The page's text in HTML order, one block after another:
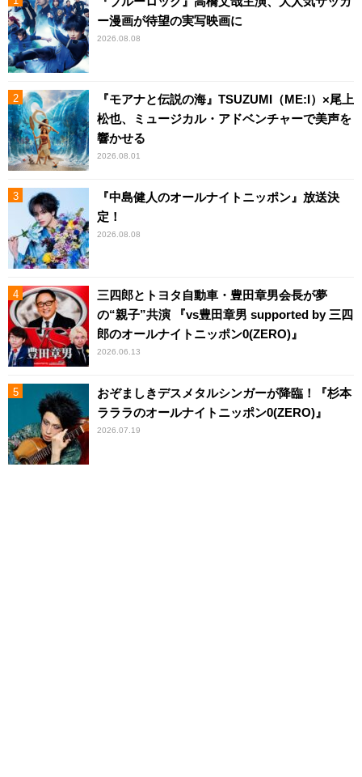
ー漫画が待望の実写映画に
2026.08.08
『モアナと伝説の海』TSUZUMI（ME:I）×尾上
松也、ミュージカル・アドベンチャーで美声を
響かせる
2026.08.01
『中島健人のオールナイトニッポン』放送決
定！
2026.08.08
三四郎とトヨタ自動車・豊田章男会長が夢
の“親子”共演 『vs豊田章男 supported by 三四
郎のオールナイトニッポン0(ZERO)』
2026.06.13
おぞましきデスメタルシンガーが降臨！『杉本
ラララのオールナイトニッポン0(ZERO)』
2026.07.19